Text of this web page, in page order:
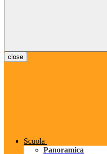
close
Scuola
Panoramica